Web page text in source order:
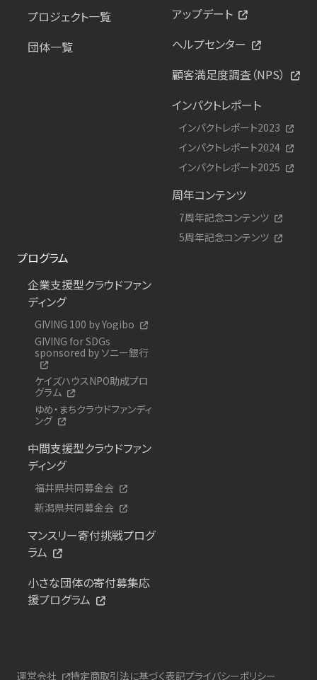
プロジェクト一覧
団体一覧
アップデート
ヘルプセンター
顧客満足度調査（NPS）
インパクトレポート
インパクトレポート2023
インパクトレポート2024
インパクトレポート2025
周年コンテンツ
7周年記念コンテンツ
5周年記念コンテンツ
プログラム
企業支援型クラウドファン
ディング
GIVING 100 by Yogibo
GIVING for SDGs
sponsored by ソニー銀行
ケイズハウスNPO助成プロ
グラム
ゆめ・まちクラウドファンディ
ング
中間支援型クラウドファン
ディング
福井県共同募金会
新潟県共同募金会
マンスリー寄付挑戦プログ
ラム
小さな団体の寄付募集応
援プログラム
運営会社 特定商取引法に基づく表記プライバシーポリシー